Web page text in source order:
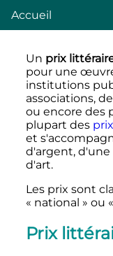
Accueil
Un prix
pour une
institutions
associations,
ou encore des
plupart des prix
et
d'argent,
d'art.
Les prix sont
« national » ou «
Prix